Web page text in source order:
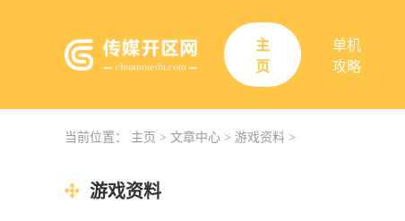
主
页
单机
攻略
当前位置： 主页 > 文章中心 > 游戏资料 >
游戏资料